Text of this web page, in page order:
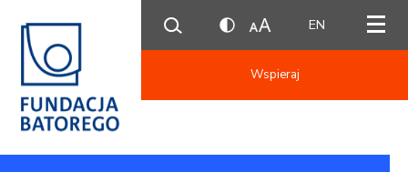
EN
Wspieraj